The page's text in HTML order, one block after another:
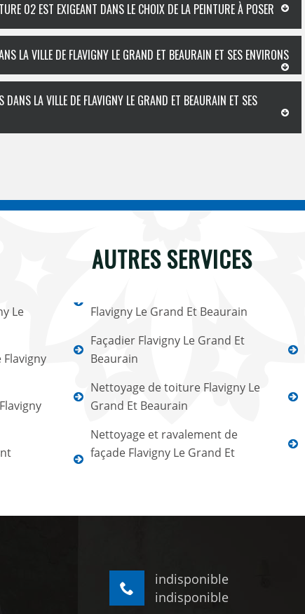
02 EST EXIGEANT DANS LE CHOIX DE LA PEINTURE À POSER
LA VILLE DE FLAVIGNY LE GRAND ET BEAURAIN ET SES ENVIRONS
LA VILLE DE FLAVIGNY LE GRAND ET BEAURAIN ET SES
AUTRES SERVICES
Le
Flavigny Le Grand Et Beaurain
Façadier Flavigny Le Grand Et
Beaurain
Nettoyage de toiture Flavigny Le
Grand Et Beaurain
Nettoyage et ravalement de
façade Flavigny Le Grand Et
indisponible
indisponible